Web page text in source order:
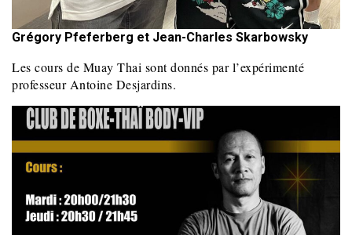
Grégory Pfeferberg et Jean-Charles Skarbowsky
Les cours de Muay Thai sont donnés par l’expérimenté
professeur Antoine Desjardins.